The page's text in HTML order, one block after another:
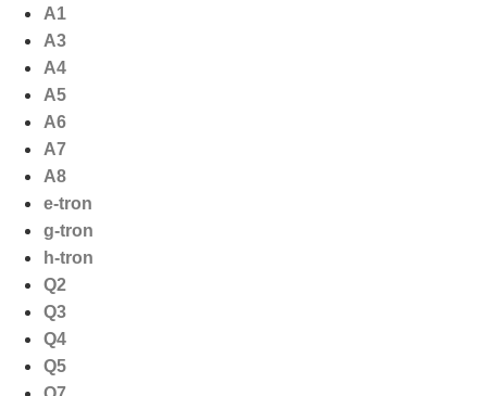
naar
inhoud
A1
A3
A4
A5
A6
A7
A8
e-tron
g-tron
h-tron
Q2
Q3
Q4
Q5